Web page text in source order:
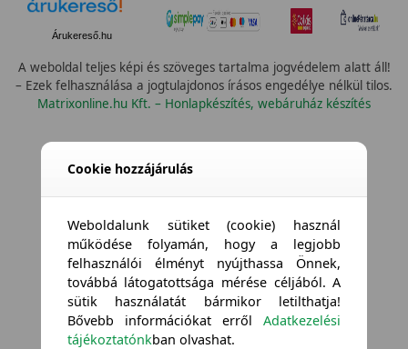
Árukereső.hu
A weboldal teljes képi és szöveges tartalma jogvédelem alatt áll!
– Ezek felhasználása a jogtulajdonos írásos engedélye nélkül tilos.
Matrixonline.hu Kft. – Honlapkészítés, webáruház készítés
Cookie hozzájárulás
Weboldalunk sütiket (cookie) használ
működése folyamán, hogy a legjobb
felhasználói élményt nyújthassa Önnek,
továbbá látogatottsága mérése céljából. A
sütik használatát bármikor letilthatja!
Bővebb információkat errőlAdatkezelési
tájékoztatónkban olvashat.